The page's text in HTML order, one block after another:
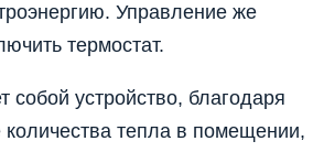
Управление же
термостат.
собой устройство, благодаря
тепла в помещении,